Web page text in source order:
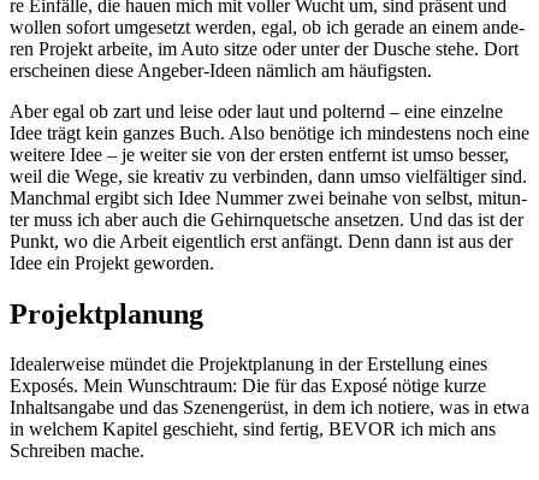
re Einfälle, die hau­en mich mit vol­ler Wucht um, sind prä­sent und
wol­len sofort umge­setzt wer­den, egal, ob ich gera­de an einem ande­
ren Projekt arbei­te, im Auto sit­ze oder unter der Dusche ste­he. Dort
erschei­nen die­se Angeber-Ideen näm­lich am häufigsten.
Aber egal ob zart und lei­se oder laut und pol­ternd – eine ein­zel­ne
Idee trägt kein gan­zes Buch. Also benö­ti­ge ich min­des­tens noch eine
wei­te­re Idee – je wei­ter sie von der ers­ten ent­fernt ist umso bes­ser,
weil die Wege, sie krea­tiv zu ver­bin­den, dann umso viel­fäl­ti­ger sind.
Manchmal ergibt sich Idee Nummer zwei bei­na­he von selbst, mit­un­
ter muss ich aber auch die Gehirnquetsche anset­zen. Und das ist der
Punkt, wo die Arbeit eigent­lich erst anfängt. Denn dann ist aus der
Idee ein Projekt geworden.
Projektplanung
Idealerweise mün­det die Projektplanung in der Erstellung eines
Exposés. Mein Wunschtraum: Die für das Exposé nöti­ge kur­ze
Inhaltsangabe und das Szenengerüst, in dem ich notie­re, was in etwa
in wel­chem Kapitel geschieht, sind fer­tig, BEVOR ich mich ans
Schreiben mache.